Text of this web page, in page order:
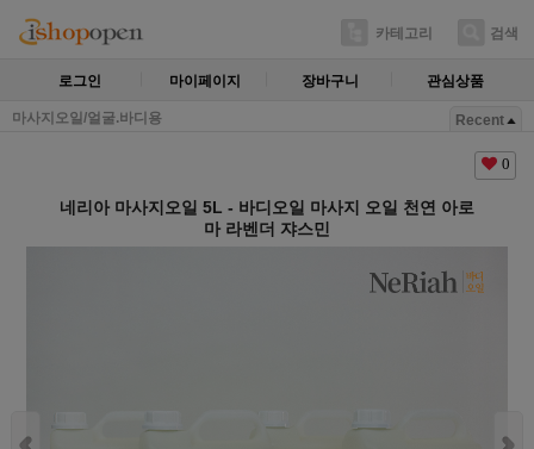
카테고리 검색
로그인 마이페이지 장바구니 관심상품
마사지오일/얼굴.바디용 Recent
0
네리아 마사지오일 5L - 바디오일 마사지 오일 천연 아로
마 라벤더 쟈스민